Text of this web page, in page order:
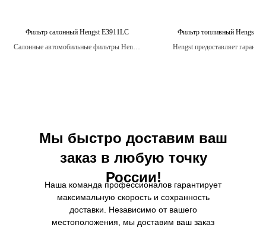
Фильтр салонный Hengst E3911LC
Салонные автомобильные фильтры Hengst
Фильтр топливный Hengst
Hengst предоставляет
Мы быстро доставим ваш
заказ в любую точку
России!
Наша команда профессионалов гарантирует
максимальную скорость и сохранность
доставки. Независимо от вашего
местоположения, мы доставим ваш заказ